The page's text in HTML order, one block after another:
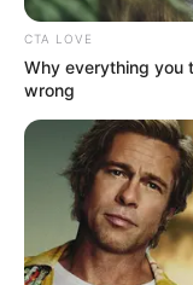
CTA LOVE
Why everything you
wrong